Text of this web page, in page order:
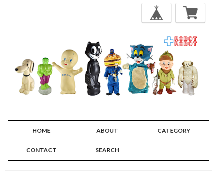
HOME ABOUT CATEGORY
CONTACT SEARCH